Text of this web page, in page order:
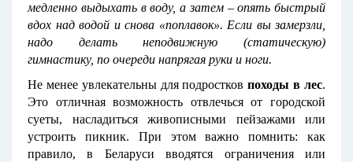
медленно выдыхать в воду, а затем – опять быстрый
вдох над водой и снова «поплавок». Если вы замерзли,
надо делать неподвижную (статическую)
гимнастику, по очереди напрягая руки и ноги.
Не менее увлекательны для подростковпоходы в лес.
Это отличная возможность отвлечься от городской
суеты, насладиться живописными пейзажами или
устроить пикник. При этом важно помнить: как
правило, в Беларуси вводятся ограничения или